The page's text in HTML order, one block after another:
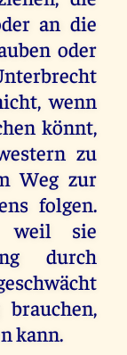
an die
oder
wenn
könnt,
zu
Weg zur
folgen.
weil sie
durch
kann.